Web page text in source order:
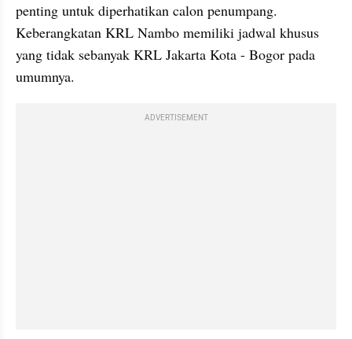
penting untuk diperhatikan calon penumpang.
Keberangkatan KRL Nambo memiliki jadwal khusus
yang tidak sebanyak KRL Jakarta Kota - Bogor pada
umumnya.
ADVERTISEMENT